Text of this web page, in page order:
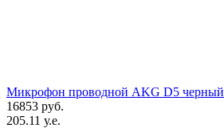
Микрофон проводной AKG D5 черный
16853 руб.
205.11 у.е.